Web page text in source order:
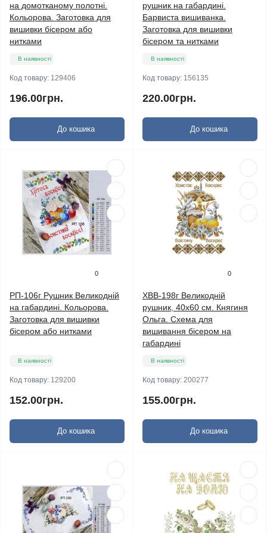
на домотканому полотні.
Кольорова. Заготовка для
вишивки бісером або
нитками
В наявності
Код товару: 129406
196.00грн.
До кошика
рушник на габардині.
Барвиста вишиванка.
Заготовка для вишивки
бісером та нитками
В наявності
Код товару: 156135
220.00грн.
До кошика
0
РП-106г Рушник Великодній
на габардині. Кольорова.
Заготовка для вишивки
бісером або нитками
В наявності
Код товару: 129200
152.00грн.
До кошика
0
ХВВ-198г Великодній
рушник, 40х60 см. Княгиня
Ольга. Схема для
вишивання бісером на
габардині
В наявності
Код товару: 200277
155.00грн.
До кошика